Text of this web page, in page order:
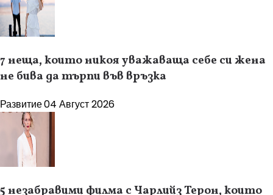
7 неща, които никоя уважаваща себе си жена
не бива да търпи във връзка
Развитие04 Август 2026
5 незабравими филма с Чарлийз Терон, които